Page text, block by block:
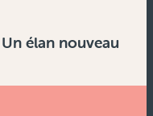
élan nouveau